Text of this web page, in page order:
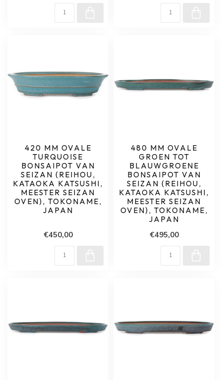
420 MM OVALE
TURQUOISE
BONSAIPOT VAN
SEIZAN (REIHOU,
KATAOKA KATSUSHI,
MEESTER SEIZAN
OVEN), TOKONAME,
JAPAN
€450,00
480 MM OVALE
GROEN TOT
BLAUWGROENE
BONSAIPOT VAN
SEIZAN (REIHOU,
KATAOKA KATSUSHI,
MEESTER SEIZAN
OVEN), TOKONAME,
JAPAN
€495,00